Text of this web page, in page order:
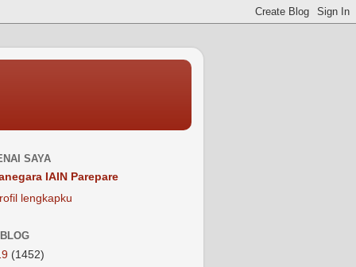
SAYA
IAIN Parepare
lengkapku
(1452)